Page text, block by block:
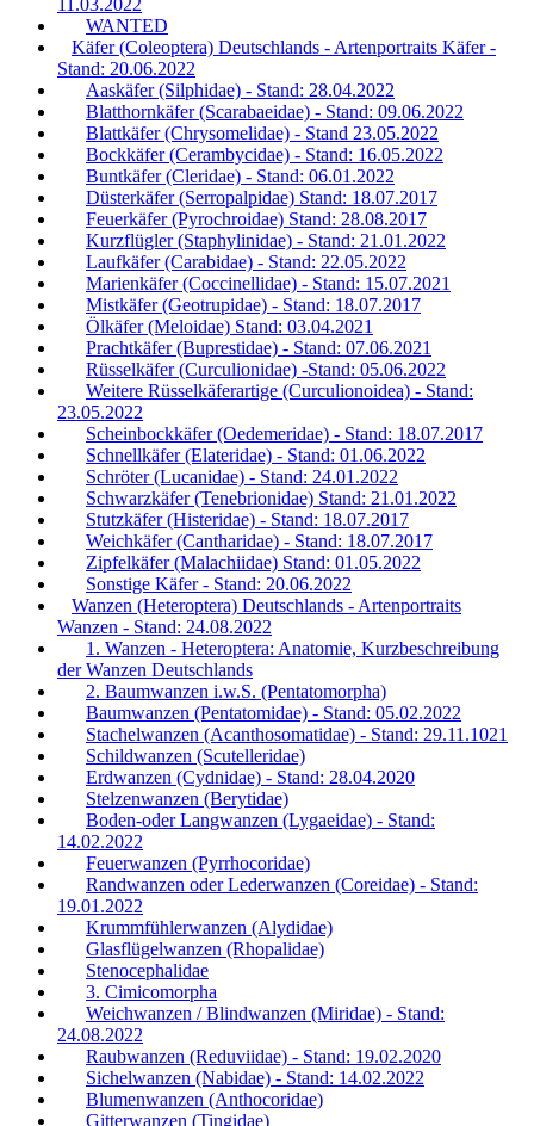
WANTED
Käfer (Coleoptera) Deutschlands - Artenportraits Käfer -
Stand: 20.06.2022
Aaskäfer (Silphidae) - Stand: 28.04.2022
Blatthornkäfer (Scarabaeidae) - Stand: 09.06.2022
Blattkäfer (Chrysomelidae) - Stand 23.05.2022
Bockkäfer (Cerambycidae) - Stand: 16.05.2022
Buntkäfer (Cleridae) - Stand: 06.01.2022
Düsterkäfer (Serropalpidae) Stand: 18.07.2017
Feuerkäfer (Pyrochroidae) Stand: 28.08.2017
Kurzflügler (Staphylinidae) - Stand: 21.01.2022
Laufkäfer (Carabidae) - Stand: 22.05.2022
Marienkäfer (Coccinellidae) - Stand: 15.07.2021
Mistkäfer (Geotrupidae) - Stand: 18.07.2017
Ölkäfer (Meloidae) Stand: 03.04.2021
Prachtkäfer (Buprestidae) - Stand: 07.06.2021
Rüsselkäfer (Curculionidae) -Stand: 05.06.2022
Weitere Rüsselkäferartige (Curculionoidea) - Stand:
23.05.2022
Scheinbockkäfer (Oedemeridae) - Stand: 18.07.2017
Schnellkäfer (Elateridae) - Stand: 01.06.2022
Schröter (Lucanidae) - Stand: 24.01.2022
Schwarzkäfer (Tenebrionidae) Stand: 21.01.2022
Stutzkäfer (Histeridae) - Stand: 18.07.2017
Weichkäfer (Cantharidae) - Stand: 18.07.2017
Zipfelkäfer (Malachiidae) Stand: 01.05.2022
Sonstige Käfer - Stand: 20.06.2022
Wanzen (Heteroptera) Deutschlands - Artenportraits
Wanzen - Stand: 24.08.2022
1. Wanzen - Heteroptera: Anatomie, Kurzbeschreibung
der Wanzen Deutschlands
2. Baumwanzen i.w.S. (Pentatomorpha)
Baumwanzen (Pentatomidae) - Stand: 05.02.2022
Stachelwanzen (Acanthosomatidae) - Stand: 29.11.1021
Schildwanzen (Scutelleridae)
Erdwanzen (Cydnidae) - Stand: 28.04.2020
Stelzenwanzen (Berytidae)
Boden-oder Langwanzen (Lygaeidae) - Stand:
14.02.2022
Feuerwanzen (Pyrrhocoridae)
Randwanzen oder Lederwanzen (Coreidae) - Stand:
19.01.2022
Krummfühlerwanzen (Alydidae)
Glasflügelwanzen (Rhopalidae)
Stenocephalidae
3. Cimicomorpha
Weichwanzen / Blindwanzen (Miridae) - Stand:
24.08.2022
Raubwanzen (Reduviidae) - Stand: 19.02.2020
Sichelwanzen (Nabidae) - Stand: 14.02.2022
Blumenwanzen (Anthocoridae)
Gitterwanzen (Tingidae)